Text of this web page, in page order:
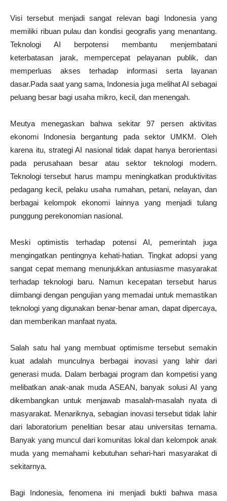
Visi tersebut menjadi sangat relevan bagi Indonesia yang
memiliki ribuan pulau dan kondisi geografis yang menantang.
Teknologi AI berpotensi membantu menjembatani
keterbatasan jarak, mempercepat pelayanan publik, dan
memperluas akses terhadap informasi serta layanan
dasar.Pada saat yang sama, Indonesia juga melihat AI sebagai
peluang besar bagi usaha mikro, kecil, dan menengah.
Meutya menegaskan bahwa sekitar 97 persen aktivitas
ekonomi Indonesia bergantung pada sektor UMKM. Oleh
karena itu, strategi AI nasional tidak dapat hanya berorientasi
pada perusahaan besar atau sektor teknologi modern.
Teknologi tersebut harus mampu meningkatkan produktivitas
pedagang kecil, pelaku usaha rumahan, petani, nelayan, dan
berbagai kelompok ekonomi lainnya yang menjadi tulang
punggung perekonomian nasional.
Meski optimistis terhadap potensi AI, pemerintah juga
mengingatkan pentingnya kehati-hatian. Tingkat adopsi yang
sangat cepat memang menunjukkan antusiasme masyarakat
terhadap teknologi baru. Namun kecepatan tersebut harus
diimbangi dengan pengujian yang memadai untuk memastikan
teknologi yang digunakan benar-benar aman, dapat dipercaya,
dan memberikan manfaat nyata.
Salah satu hal yang membuat optimisme tersebut semakin
kuat adalah munculnya berbagai inovasi yang lahir dari
generasi muda. Dalam berbagai program dan kompetisi yang
melibatkan anak-anak muda ASEAN, banyak solusi AI yang
dikembangkan untuk menjawab masalah-masalah nyata di
masyarakat. Menariknya, sebagian inovasi tersebut tidak lahir
dari laboratorium penelitian besar atau universitas ternama.
Banyak yang muncul dari komunitas lokal dan kelompok anak
muda yang memahami kebutuhan sehari-hari masyarakat di
sekitarnya.
Bagi Indonesia, fenomena ini menjadi bukti bahwa masa